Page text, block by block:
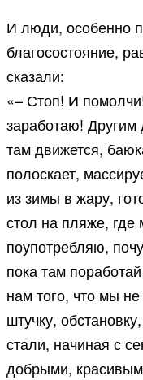
И люди, особенно
благосостояние,
сказали:
«– Стоп! И
заработаю! Другим
там движется,
полоскает,
из зимы в жару,
стол на пляже,
поупотребляю,
пока там
нам того, что мы
штучку,
стали, начиная с
добрыми,